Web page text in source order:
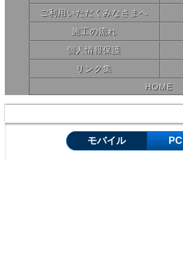
ご利用いただくみなさまへ
施工の流れ
個人情報保護
リンク集
HOME
モバイル PC